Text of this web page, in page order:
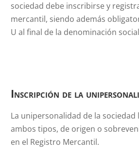
sociedad debe inscribirse y
mercantil, siendo además
U al final de la denominación
Inscripción de la
La unipersonalidad de la sociedad
ambos tipos, de origen o
en el Registro Mercantil.